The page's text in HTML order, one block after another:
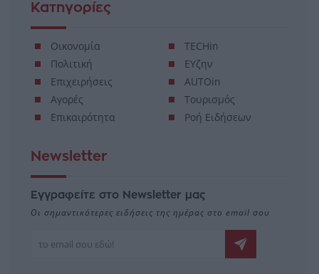
Κατηγορίες
Οικονομία
Πολιτική
Επιχειρήσεις
Αγορές
Επικαιρότητα
TECHin
ΕΥζην
AUTOin
Τουρισμός
Ροή Ειδήσεων
Newsletter
Εγγραφείτε στο Newsletter μας
Οι σημαντικότερες ειδήσεις της ημέρας στο email σου